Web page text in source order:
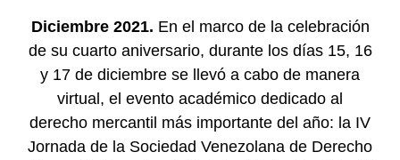
Diciembre 2021. En el marco de la celebración
de su cuarto aniversario, durante los días 15, 16
y 17 de diciembre se llevó a cabo de manera
virtual, el evento académico dedicado al
derecho mercantil más importante del año: la IV
Jornada de la Sociedad Venezolana de Derecho